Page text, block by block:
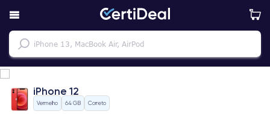
iPhone 12
Vermelho 64 GB Correto